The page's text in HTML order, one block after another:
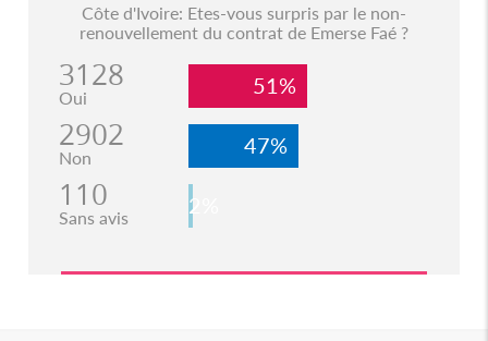
Côte d'Ivoire: Etes-vous surpris par le non-
renouvellement du contrat de Emerse Faé ?
3128
Oui 51%
2902
Non 47%
110
Sans avis 2%